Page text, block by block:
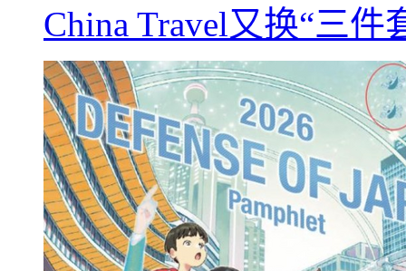
China Travel又换“三